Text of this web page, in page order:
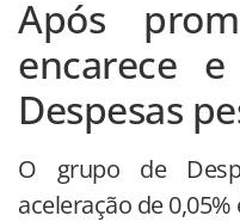
Após
encarece
Despesas
O grupo de
aceleração de